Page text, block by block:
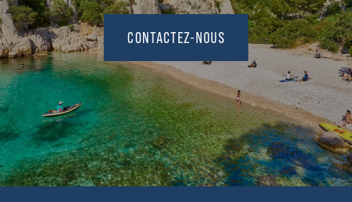
CONTACTEZ-NOUS